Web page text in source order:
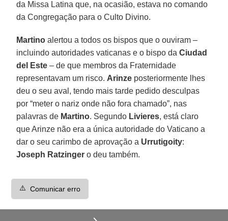
da Missa Latina que, na ocasião, estava no comando
da Congregação para o Culto Divino.
Martino alertou a todos os bispos que o ouviram –
incluindo autoridades vaticanas e o bispo da Ciudad
del Este – de que membros da Fraternidade
representavam um risco. Arinze posteriormente lhes
deu o seu aval, tendo mais tarde pedido desculpas
por “meter o nariz onde não fora chamado”, nas
palavras de Martino. Segundo Livieres, está claro
que Arinze não era a única autoridade do Vaticano a
dar o seu carimbo de aprovação a Urrutigoity:
Joseph Ratzinger o deu também.
⚠️ Comunicar erro